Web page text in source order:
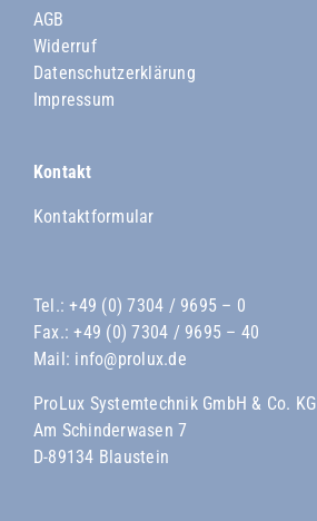
AGB
Widerruf
Datenschutzerklärung
Impressum
Kontakt
Kontaktformular
Tel.:+49 (0) 7304 / 9695 – 0
Fax.: +49 (0) 7304 / 9695 – 40
Mail: info@prolux.de
ProLux Systemtechnik GmbH & Co. KG
Am Schinderwasen 7
D-89134 Blaustein